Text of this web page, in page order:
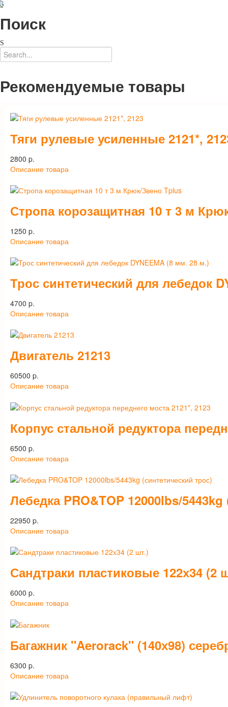
Поиск
Рекомендуемые товары
Тяги рулевые усиленные 2121*,
2800 p.
Описание товара
Стропа корозащитная 10 т 3 м
1250 p.
Описание товара
Трос синтетический для лебедок
4700 p.
Описание товара
Двигатель 21213
60500 p.
Описание товара
Корпус стальной редуктора
6500 p.
Описание товара
Лебедка PRO&TOP 12000lbs/
22950 p.
Описание товара
Сандтраки пластиковые 122х34 (2
6000 p.
Описание товара
Багажник "Aerorack" (140х98)
6300 p.
Описание товара